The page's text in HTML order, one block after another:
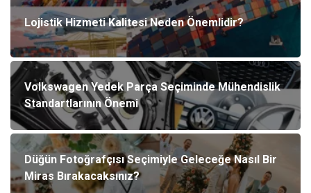
Lojistik Hizmeti Kalitesi Neden Önemlidir?
Volkswagen Yedek Parça Seçiminde Mühendislik
Standartlarının Önemi
Düğün Fotoğrafçısı Seçimiyle Geleceğe Nasıl Bir
Miras Bırakacaksınız?